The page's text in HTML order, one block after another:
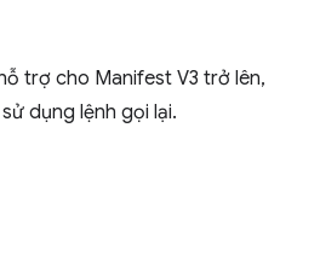
trợ cho Manifest V3 trở lên,
dụng lệnh gọi lại.